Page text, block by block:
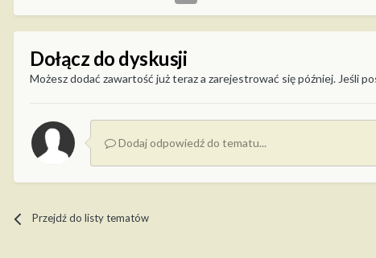
Dołącz do dyskusji
Możesz dodać zawartość już teraz a zarejestrować się później. Jeśli
Dodaj odpowiedź do tematu...
Przejdź do listy tematów